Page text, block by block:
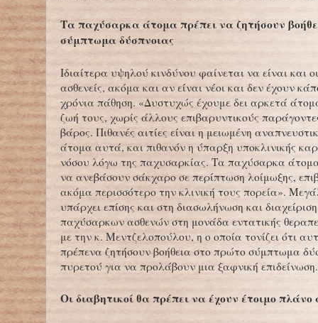
Τα παχύσαρκα άτομα πρέπει να ζητήσουν
σύμπτωμα δύσπνοιας
Ιδιαίτερα υψηλού κινδύνου φαίνεται να είναι και
ασθενείς, ακόμα και αν είναι νέοι και δεν έχουν
χρόνια πάθηση. «Δυστυχώς έχουμε δει αρκετά
ζωή τους, χωρίς άλλους επιβαρυντικούς
βάρος. Πιθανές αιτίες είναι η μειωμένη
άτομα αυτά, και πιθανόν η ύπαρξη υποκλινικής
νόσου λόγω της παχυσαρκίας. Τα παχύσαρκα άτομα
να ανεβάσουν σάκχαρο σε περίπτωση λοίμωξης,
ακόμα περισσότερο την κλινική τους πορεία».
υπάρχει επίσης και στη διασωλήνωση και
παχύσαρκων ασθενών στη μονάδα εντατικής
με την κ. Μεντζελοπούλου, η ο οποία τονίζει ότι
πρέπενα ζητήσουν βοήθεια στο πρώτο σύμπτωμα
πυρετού για να προλάβουν μια ξαφνική επιδείνωση.
Οι διαβητικοί θα πρέπει να έχουν έτοιμο